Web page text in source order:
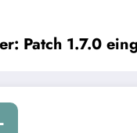
Online Boxing Manager: Patch